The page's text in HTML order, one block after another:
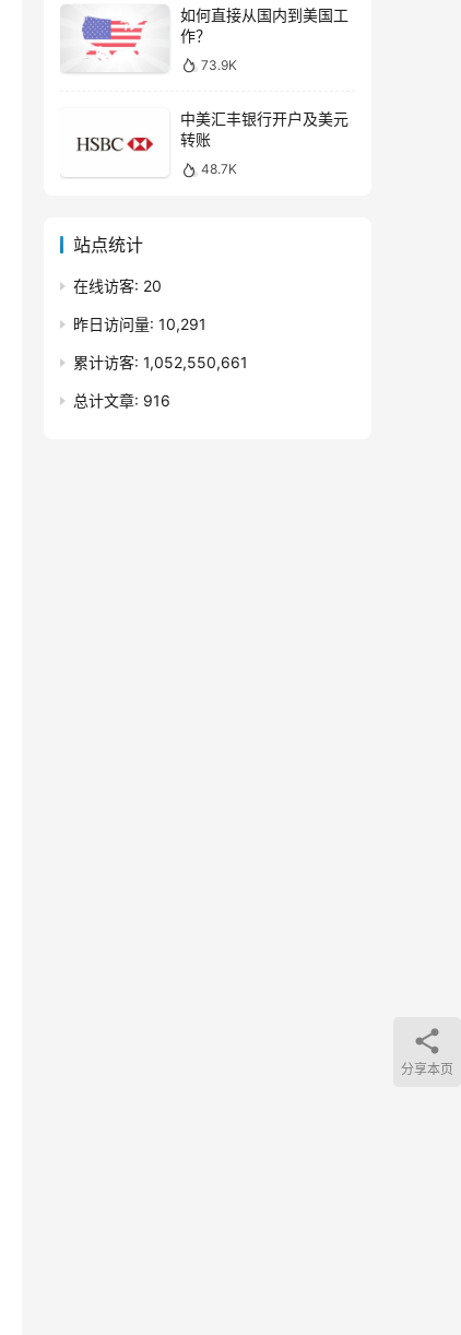
如何直接从国内到美国工
作？
73.9K
中美汇丰银行开户及美元
转账
48.7K
站点统计
在线访客: 20
昨日访问量: 10,291
累计访客: 1,052,550,661
总计文章: 916
分享本页